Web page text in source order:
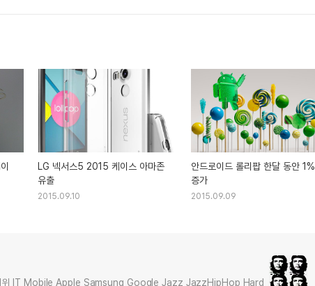
LG 넥서스5 2015 케이스 아마존
유출
2015.09.10
안드로이드 롤리팝 한달 동안 1%
증가
2015.09.09
1위 IT Mobile Apple Samsung Google Jazz JazzHipHop Hard